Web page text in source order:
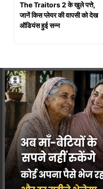
The Traitors 2 के खुले पत्ते,
जानें किस प्लेयर की वापसी को देख
ऑडियंस हुई सन्न